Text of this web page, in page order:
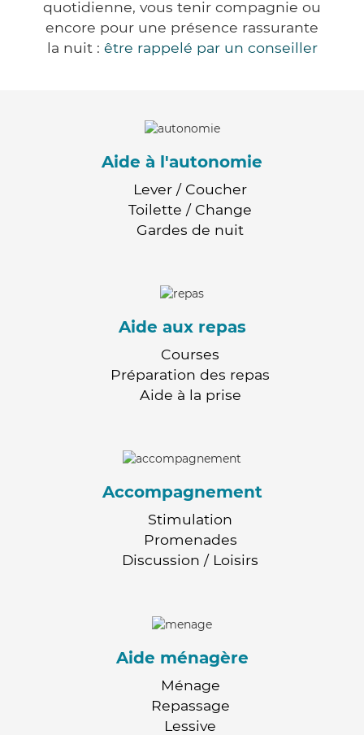
quotidienne, vous tenir compagnie ou
encore pour une présence rassurante
la nuit : être rappelé par un conseiller
Aide à l'autonomie
Lever / Coucher
Toilette / Change
Gardes de nuit
Aide aux repas
Courses
Préparation des repas
Aide à la prise
Accompagnement
Stimulation
Promenades
Discussion / Loisirs
Aide ménagère
Ménage
Repassage
Lessive